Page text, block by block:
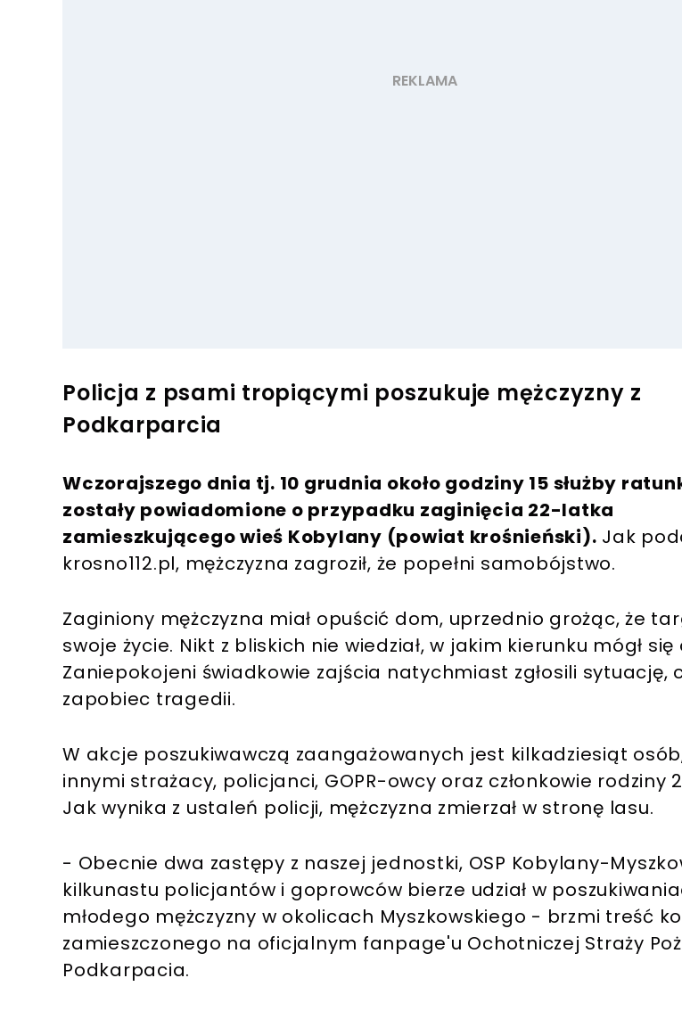
Policja z psami tropiącymi poszukuje mężczyzny z
Podkarparcia
Wczorajszego dnia tj. 10 grudnia około godziny 15 służby
zostały powiadomione o przypadku zaginięcia 22-latka
zamieszkującego wieś Kobylany (powiat krośnieński). Jak
krosno112.pl, mężczyzna zagroził, że popełni samobójstwo.
Zaginiony mężczyzna miał opuścić dom, uprzednio grożąc, że
swoje życie. Nikt z bliskich nie wiedział, w jakim kierunku mógł
Zaniepokojeni świadkowie zajścia natychmiast zgłosili sytuację,
zapobiec tragedii.
W akcje poszukiwawczą zaangażowanych jest kilkadziesiąt
innymi strażacy, policjanci, GOPR-owcy oraz członkowie rodziny
Jak wynika z ustaleń policji, mężczyzna zmierzał w stronę lasu.
- Obecnie dwa zastępy z naszej jednostki, OSP Kobylany-
kilkunastu policjantów i goprowców bierze udział w
młodego mężczyzny w okolicach Myszkowskiego - brzmi treść
zamieszczonego na oficjalnym fanpage'u Ochotniczej Straży
Podkarpacia.